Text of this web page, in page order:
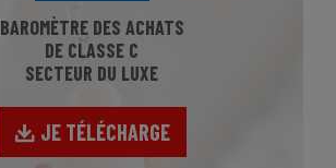
BAROMÈTRE DES ACHATS
DE CLASSE C
SECTEUR DU LUXE
JE TÉLÉCHARGE